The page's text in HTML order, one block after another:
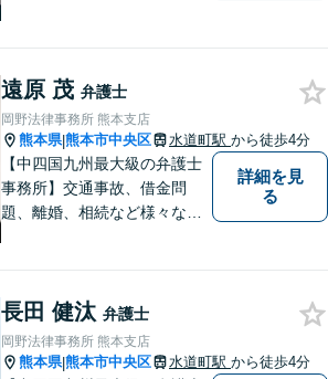
の方の契約関係トラブルまで
幅広くご相談いただいており
ます。お気軽にご相談くださ
い。
遠原 茂 弁護士
岡野法律事務所 熊本支店
熊本県|熊本市中央区 水道町駅 から徒歩4分
【中四国九州最大級の弁護士
事務所】交通事故、借金問
題、離婚、相続など様々な問
い！
詳細を見
る
長田 健汰 弁護士
岡野法律事務所 熊本支店
熊本県|熊本市中央区 水道町駅 から徒歩4分